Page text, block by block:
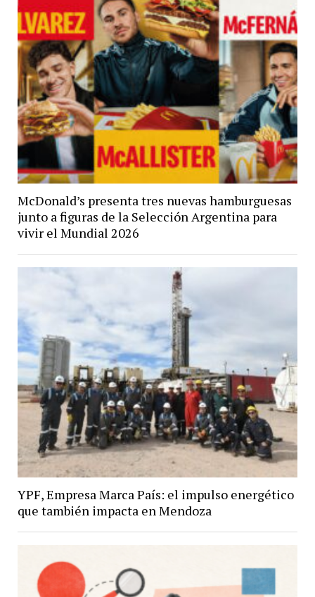
McDonald’s presenta tres nuevas hamburguesas
junto a figuras de la Selección Argentina para
vivir el Mundial 2026
YPF, Empresa Marca País: el impulso energético
que también impacta en Mendoza